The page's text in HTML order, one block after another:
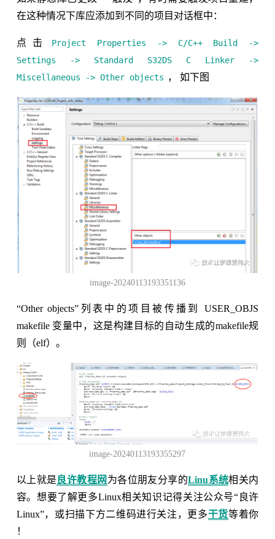
在这种情况下库应添加到不同的项目对话框中：
点击
Project Properties -> C/C++ Build ->
Settings -> Standard S32DS C Linker ->
Miscellaneous -> Other objects ， 如下图
image-20240113193351136
“Other objects”列表中的项目被传播到 USER_OBJS
makefile 变量中，这是构建目标的自动生成的makefile规
则（elf）。
image-20240113193355297
以上就是 良许教程网 为各位朋友分享的Linu系统相关内
容。想要了解更多Linux相关知识记得关注公众号“良许
Linux”，或扫描下方二维码进行关注，更多干货等着你
！